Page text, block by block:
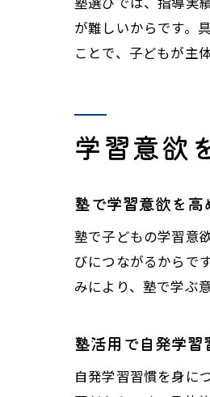
が難しいからです。
ことで、子どもが主
学習意欲
塾で学習意欲を
塾で子どもの学習意
びにつながるからで
みにより、塾で学ぶ
塾活用で自発学
自発学習習慣を身に